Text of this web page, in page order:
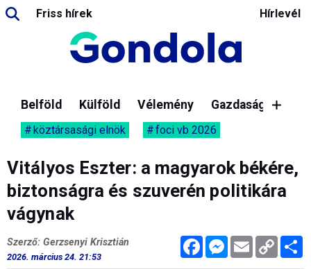
Friss hírek Hírlevél
Belföld Külföld Vélemény Gazdaság
köztársasági elnök foci vb 2026
Vitályos Eszter: a magyarok békére,
biztonságra és szuverén politikára
vágynak
FacebookMessenger
Email Copy
Link
Szerző: Gerzsenyi Krisztián
2026. március 24. 21:53